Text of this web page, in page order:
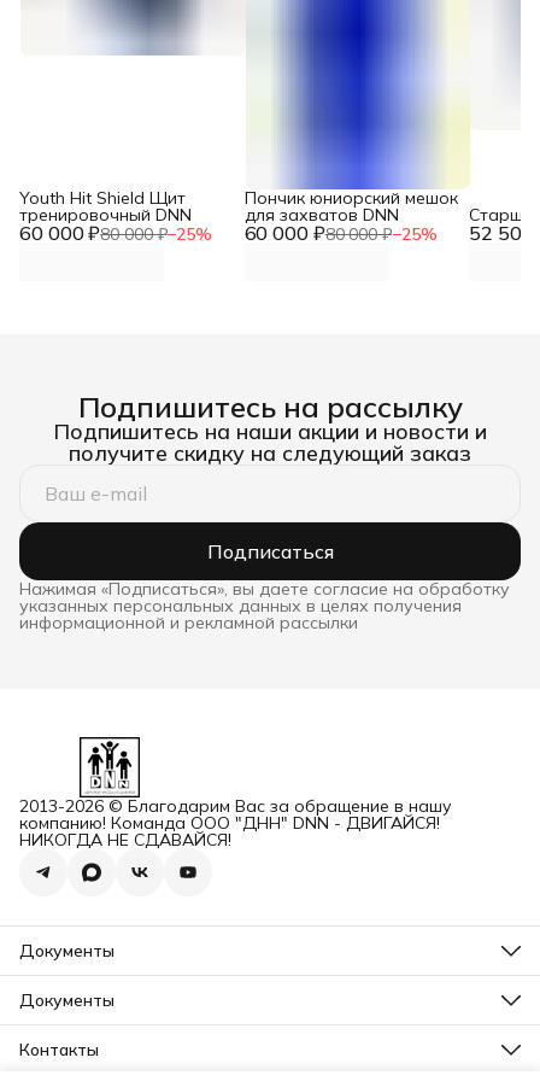
60 000 ₽80 000 ₽−25%
Youth Hit Shield Щит
тренировочный DNN
60 000 ₽80 000 ₽−25%
Пончик юниорский мешок
для захватов DNN
52 500
Подпишитесь на рассылку
Подпишитесь на наши акции и новости и
получите скидку на следующий заказ
Подписаться
Нажимая «Подписаться», вы даете согласие на обработку
указанных персональных данных в целях получения
информационной и рекламной рассылки
2013-2026 © Благодарим Вас за обращение в нашу
компанию! Команда ООО "ДНН" DNN - ДВИГАЙСЯ!
НИКОГДА НЕ СДАВАЙСЯ!
Документы
Карточка ООО ДННСПОРТ
Карточка ООО ДНН
Документы
Свидетельство на товарный знак
Контакты